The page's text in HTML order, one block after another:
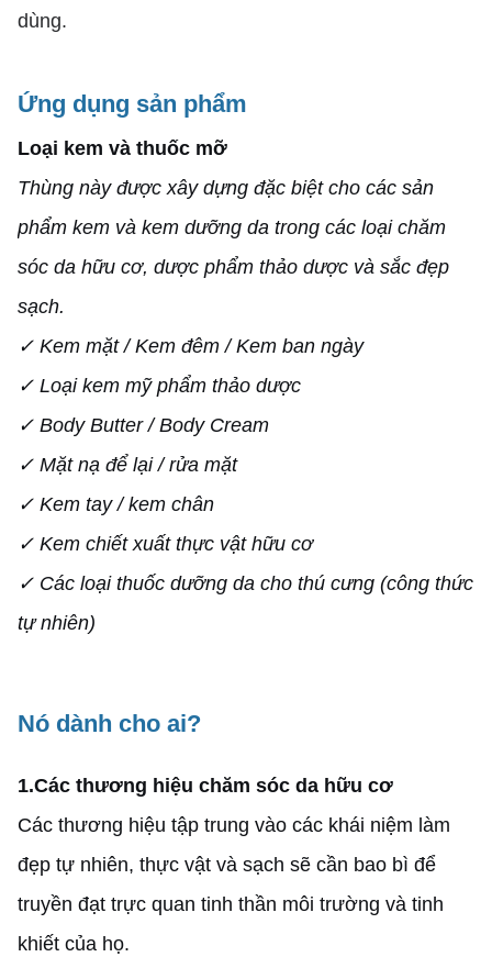
dùng.
Ứng dụng sản phẩm
Loại kem và thuốc mỡ
Thùng này được xây dựng đặc biệt cho các sản
phẩm kem và kem dưỡng da trong các loại chăm
sóc da hữu cơ, dược phẩm thảo dược và sắc đẹp
sạch.
✓ Kem mặt / Kem đêm / Kem ban ngày
✓ Loại kem mỹ phẩm thảo dược
✓ Body Butter / Body Cream
✓ Mặt nạ để lại / rửa mặt
✓ Kem tay / kem chân
✓ Kem chiết xuất thực vật hữu cơ
✓ Các loại thuốc dưỡng da cho thú cưng (công thức
tự nhiên)
Nó dành cho ai?
1.Các thương hiệu chăm sóc da hữu cơ
Các thương hiệu tập trung vào các khái niệm làm
đẹp tự nhiên, thực vật và sạch sẽ cần bao bì để
truyền đạt trực quan tinh thần môi trường và tinh
khiết của họ.